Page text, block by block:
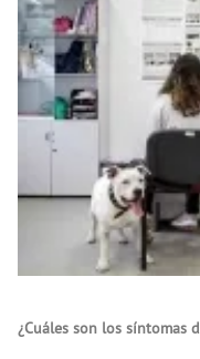
¿Cuáles son los síntomas